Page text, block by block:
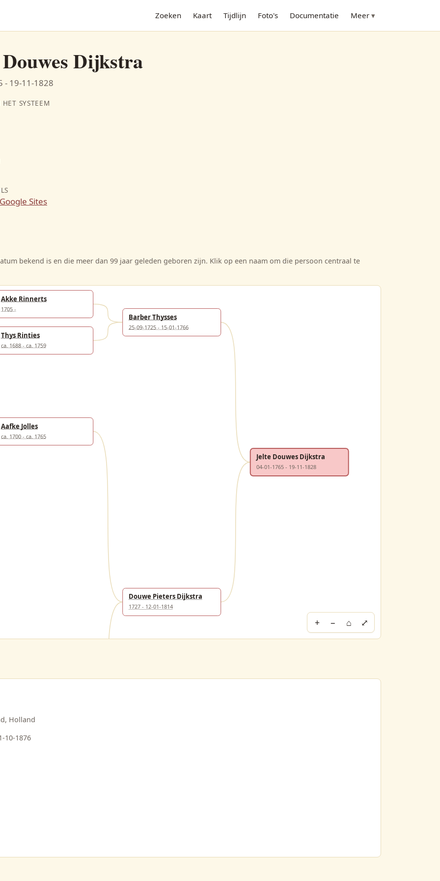
Zoeken Kaart Tijdlijn Foto's Documentatie Meer
Dijkstra
- 19-11-1828
SYSTEEM
Sites
bekend is en die meer dan 99 jaar geleden geboren zijn. Klik op een naam om die persoon centraal te
Akke Rinnerts
1705 -
Thys Rinties
ca. 1688 - ca. 1759
Barber Thysses
25-09-1725 - 15-01-1766
Aafke Jolles
ca. 1700 - ca. 1765
Douwe Pieters Dijkstra
1727 - 12-01-1814
Jelte Douwes Dijkstra
04-01-1765 - 19-11-1828
+ − ⌂ ⤢
Holland
10-1876